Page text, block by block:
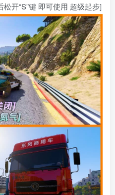
松开“S”键 即可使用 超级起步]